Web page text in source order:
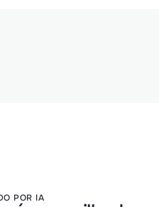
POR IA